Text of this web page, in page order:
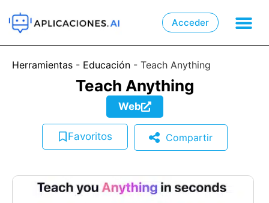
Acceder
Herramientas - Educación - Teach Anything
Teach Anything
Web
Favoritos Compartir